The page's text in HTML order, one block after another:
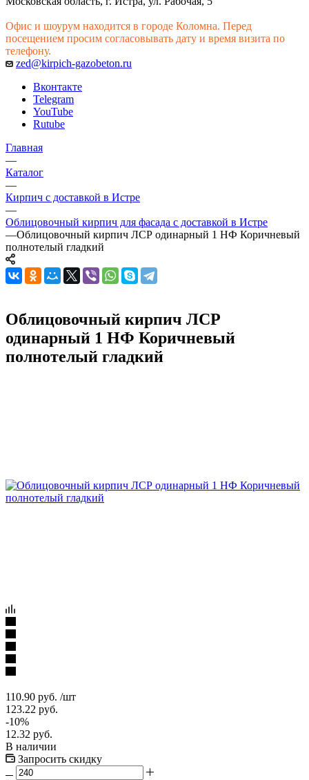
Офис и шоурум находится в городе Коломна. Перед
посещением просим согласовывать дату и время визита по
телефону.
zed@kirpich-gazobeton.ru
Вконтакте
Telegram
YouTube
Rutube
Главная
—
Каталог
—
Кирпич с доставкой в Истре
—
Облицовочный кирпич для фасада с доставкой в Истре
—Облицовочный кирпич ЛСР одинарный 1 НФ Коричневый
полнотелый гладкий
Облицовочный кирпич ЛСР
одинарный 1 НФ Коричневый
полнотелый гладкий
110.90 руб. /шт
123.22 руб.
-10%
12.32 руб.
В наличии
Запросить скидку